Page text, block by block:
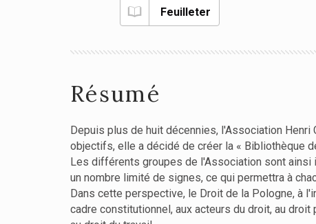
Feuilleter
Résumé
Depuis plus de huit décennies, l'Association
objectifs, elle a décidé de créer la « Bibliothèque
Les différents groupes de l'Association sont ainsi
un nombre limité de signes, ce qui permettra à
Dans cette perspective, le Droit de la Pologne, à
cadre constitutionnel, aux acteurs du droit, au